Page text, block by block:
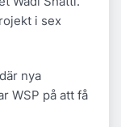
i sex
nya
WSP på att få